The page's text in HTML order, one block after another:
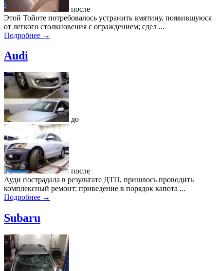
после
Этой Тойоте потребовалось устранить вмятину, появившуюся
от легкого столкновения с ограждением; сдел ...
Подробнее →
Audi
до
после
Ауди пострадала в результате ДТП, пришлось проводить
комплексный ремонт: приведение в порядок капота ...
Подробнее →
Subaru